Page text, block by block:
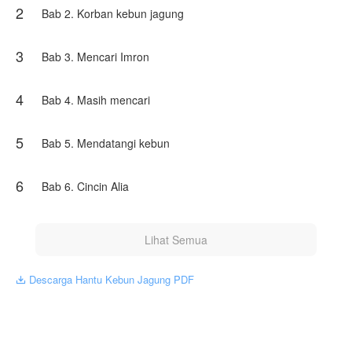
2 Bab 2. Korban kebun jagung
3 Bab 3. Mencari Imron
4 Bab 4. Masih mencari
5 Bab 5. Mendatangi kebun
6 Bab 6. Cincin Alia
Lihat Semua
 Descarga Hantu Kebun Jagung PDF